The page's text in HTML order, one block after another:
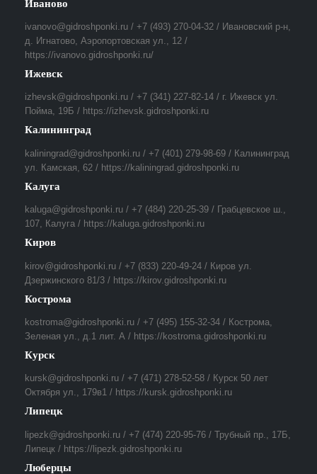
Иваново
ivanovo@gidroshponki.ru / +7 (493) 270-04-32 / Ивановский р-н,
д. Игнатово, Аэропортовская ул., 12 /
https://ivanovo.gidroshponki.ru/
Ижевск
izhevsk@gidroshponki.ru / +7 (341) 227-82-14 / г. Ижевск ул.
Пойма, 19Б / https://izhevsk.gidroshponki.ru
Калининград
kaliningrad@gidroshponki.ru / +7 (401) 279-98-69 / Калининград
ул. Камская, 62 / https://kaliningrad.gidroshponki.ru
Калуга
kaluga@gidroshponki.ru / +7 (484) 220-25-39 / Грабцевское ш.,
107, Калуга / https://kaluga.gidroshponki.ru
Киров
kirov@gidroshponki.ru / +7 (833) 220-49-24 / Киров ул.
Дзержинского 81/3 / https://kirov.gidroshponki.ru
Кострома
kostroma@gidroshponki.ru / +7 (495) 155-32-34 / Кострома,
Зеленая ул., д.1 лит. А / https://kostroma.gidroshponki.ru
Курск
kursk@gidroshponki.ru / +7 (471) 278-52-58 / Курск 50 лет
Октября ул., 179в1 / https://kursk.gidroshponki.ru
Липецк
lipezk@gidroshponki.ru / +7 (474) 220-95-76 / Трубный пр., 17Б,
Липецк / https://lipezk.gidroshponki.ru
Люберцы